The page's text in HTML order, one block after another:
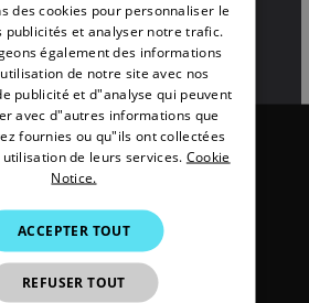
774) depending upon
the final product; jurisdiction
will be provided upon request.
GERMAN
FRENCH
SPANISH
PORTUGUESE
KOREAN
JAPANESE
CHINESE
des cookies pour personnaliser le
publicités et analyser notre trafic.
également des informations
de notre site avec nos
publicité et d"analyse qui peuvent
avec d"autres informations que
fournies ou qu"ils ont collectées
de leurs services. Cookie
Notice.
ACCEPTER TOUT
REFUSER TOUT